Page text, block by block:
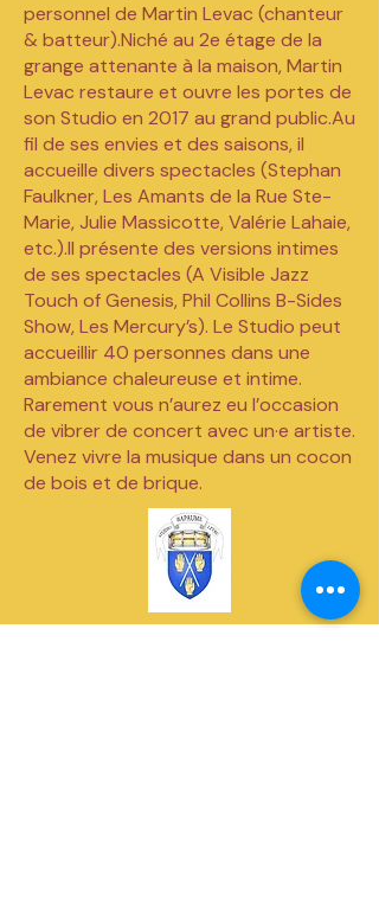
personnel de Martin Levac (chanteur
& batteur).Niché au 2e étage de la
grange attenante à la maison, Martin
Levac restaure et ouvre les portes de
son Studio en 2017 au grand public.Au
fil de ses envies et des saisons, il
accueille divers spectacles (Stephan
Faulkner, Les Amants de la Rue Ste-
Marie, Julie Massicotte, Valérie Lahaie,
etc.).Il présente des versions intimes
de ses spectacles (A Visible Jazz
Touch of Genesis, Phil Collins B-Sides
Show, Les Mercury’s). Le Studio peut
accueillir 40 personnes dans une
ambiance chaleureuse et intime.
Rarement vous n’aurez eu l’occasion
de vibrer de concert avec un·e artiste.
Venez vivre la musique dans un cocon
de bois et de brique.